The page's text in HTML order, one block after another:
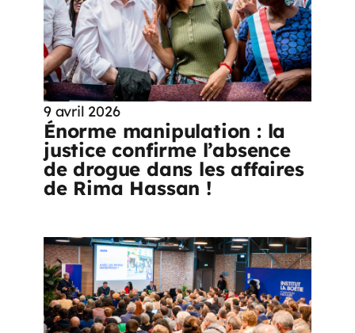
9 avril 2026
Énorme manipulation : la
justice confirme l’absence
de drogue dans les affaires
de Rima Hassan !